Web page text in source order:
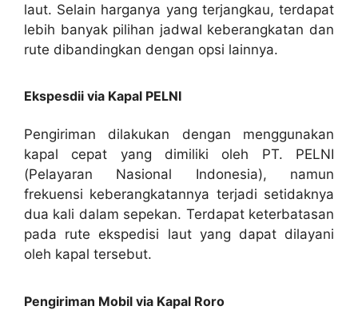
laut. Selain harganya yang terjangkau, terdapat
lebih banyak pilihan jadwal keberangkatan dan
rute dibandingkan dengan opsi lainnya.
Ekspesdii via Kapal PELNI
Pengiriman dilakukan dengan menggunakan
kapal cepat yang dimiliki oleh PT. PELNI
(Pelayaran Nasional Indonesia), namun
frekuensi keberangkatannya terjadi setidaknya
dua kali dalam sepekan. Terdapat keterbatasan
pada rute ekspedisi laut yang dapat dilayani
oleh kapal tersebut.
Pengiriman Mobil via Kapal Roro